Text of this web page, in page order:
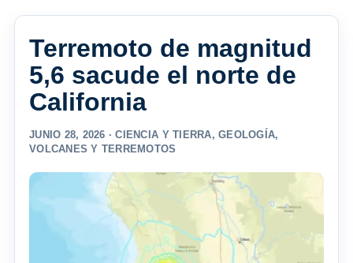
Terremoto de magnitud
5,6 sacude el norte de
California
JUNIO 28, 2026 ·CIENCIA Y TIERRA,GEOLOGÍA,
VOLCANES Y TERREMOTOS